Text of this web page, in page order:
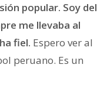
popular. Soy del
me llevaba al
fiel. Espero ver al
peruano. Es un